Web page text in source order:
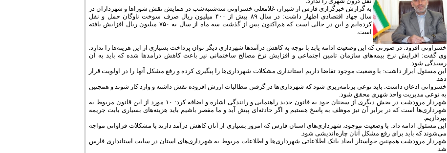
به گزارش خبرگزاری فارس از شیراز، غلامعلی خسراونی سه‌شنبه‌شب در همایش نقش شوراها و شهرداران در
سال جهاد اقتصادی اظهار داشت: در سال ۸۹ بیش از ۴۰۰ میلیون ریال صرف سوخت ناوگان حمل و نقل
کرده‌ایم و این در حالی است که هم‌اکنون پس از گذشت سه ماه از سال به ۷۵۰ میلیون ریال افزایش یافته
است.
خسراونی افزود: در صورتی که این وضعیت ادامه یابد با توجه به کاهش درآمدها شهرداری دیگر توان پرداخت بسیاری از این هزینه‌ها را ندارد.
وی گفت: افزایش نرخ بیمه‌های سازمان تامین اجتماعی و افزایش نرخ مصالح ساختمانی نیز باعث کاهش درآمدها شده که باید به آن
رسیدگی شود.
این مسئول ابراز داشت: با وضعیت موجود تقاضا داریم استانداری مشکلات شهرداری‌ها را پیگیری کرده و رفع مشکل آنها را در اولویت قرار
دهد.
خسروانی اذعان داشت: باید نوعی برنامه‌ریزی شود که شهرداری‌ها در گرفتن مطالبات ارزش افزوده نقش داشته و وارد کار شوند و همچنین
به نوعی مدیریت واحد شهری محقق شود.
شهردار مرودشت در بخش دیگری از سخنان خود به قانون جدید راهنمایی و رانندگی اشاره و اضافه کرد: ۱۰ مورد از این قانون مربوط به
شهرداری‌ها است که در برابر آن نیز موظف به پاسخ هستیم و اگر حادثه‌ای پیش آید و ما مقصر باشیم باید هزینه‌های بسیاری بابت جریمه
بپردازیم.
این مسئول ادامه داد: با وضعیت موجود، شهرداری‌های استان فارس که امروز بسیاری از آنان کاهش درآمد دارند با مشکلات فراوانی مواجه
می‌شوند که باید برای رفع مشکل آنان چاره‌اندیشی شود.
شهردار مرودشت همچنین خواستار ایجاد بانک اطلاعاتی شهرداری‌ها و اطلاعات مربوط به شهرداری‌های استان در سایت استانداری فارس
شد.